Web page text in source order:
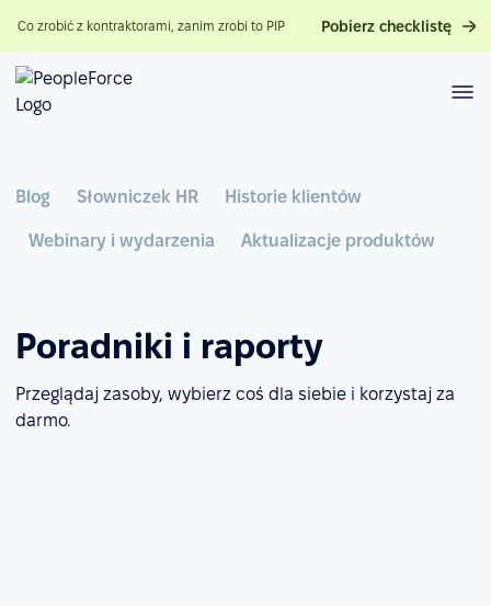
Co zrobić z kontraktorami, zanim zrobi to PIP Pobierz checklistę
Blog Słowniczek HR Historie klientów
Webinary i wydarzenia Aktualizacje produktów
Poradniki i raporty
Przeglądaj zasoby, wybierz coś dla siebie i korzystaj za
darmo.